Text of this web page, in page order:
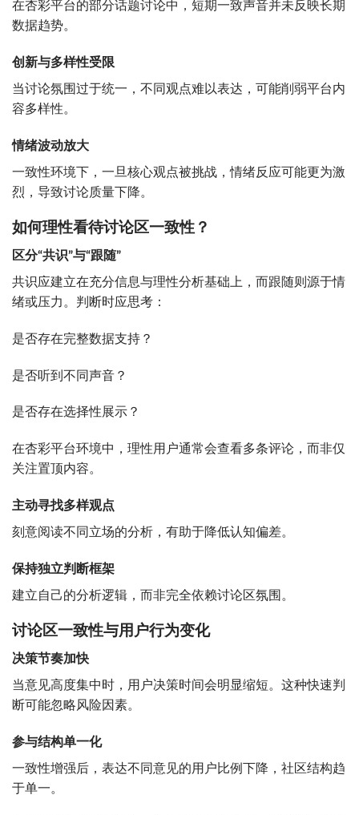
在杏彩平台的部分话题讨论中，短期一致声音并未反映长期
数据趋势。
创新与多样性受限
当讨论氛围过于统一，不同观点难以表达，可能削弱平台内
容多样性。
情绪波动放大
一致性环境下，一旦核心观点被挑战，情绪反应可能更为激
烈，导致讨论质量下降。
如何理性看待讨论区一致性？
区分“共识”与“跟随”
共识应建立在充分信息与理性分析基础上，而跟随则源于情
绪或压力。判断时应思考：
是否存在完整数据支持？
是否听到不同声音？
是否存在选择性展示？
在杏彩平台环境中，理性用户通常会查看多条评论，而非仅
关注置顶内容。
主动寻找多样观点
刻意阅读不同立场的分析，有助于降低认知偏差。
保持独立判断框架
建立自己的分析逻辑，而非完全依赖讨论区氛围。
讨论区一致性与用户行为变化
决策节奏加快
当意见高度集中时，用户决策时间会明显缩短。这种快速判
断可能忽略风险因素。
参与结构单一化
一致性增强后，表达不同意见的用户比例下降，社区结构趋
于单一。